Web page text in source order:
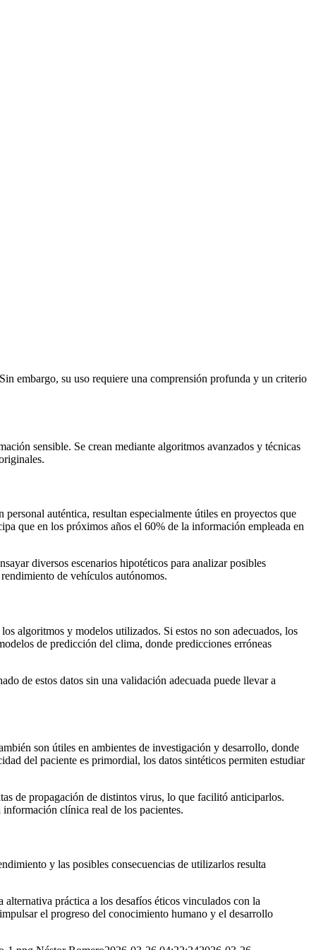
embargo, su uso requiere una comprensión profunda y un criterio
sensible. Se crean mediante algoritmos avanzados y técnicas
auténtica, resultan especialmente útiles en proyectos que
que en los próximos años el 60% de la información empleada en
diversos escenarios hipotéticos para analizar posibles
de vehículos autónomos.
algoritmos y modelos utilizados. Si estos no son adecuados, los
de predicción del clima, donde predicciones erróneas
de estos datos sin una validación adecuada puede llevar a
son útiles en ambientes de investigación y desarrollo, donde
del paciente es primordial, los datos sintéticos permiten estudiar
de propagación de distintos virus, lo que facilitó anticiparlos.
clínica real de los pacientes.
y las posibles consecuencias de utilizarlos resulta
práctica a los desafíos éticos vinculados con la
el progreso del conocimiento humano y el desarrollo